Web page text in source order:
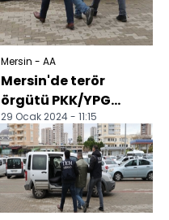
Mersin - AA
Mersin'de terör
örgütü PKK/YPG
operasyonunda 1
zanlı yakalandı
29 Ocak 2024 - 11:15